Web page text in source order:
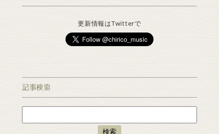
更新情報はTwitterで
記事検索